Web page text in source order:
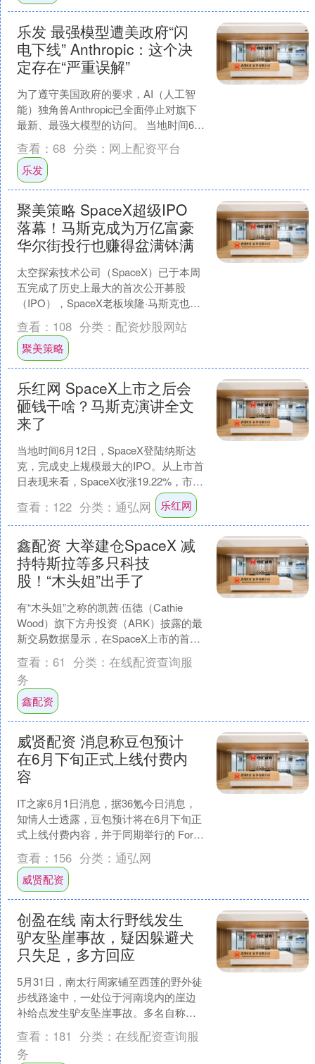
乐发 最强模型遭美政府“闪
电下线” Anthropic：这个决
定存在“严重误解”
为了遵守美国政府的要求，AI（人工智
能）独角兽Anthropic已全面停止对旗下
最新、最强大模型的访问。 当地时间6月
12日，Anthropic发布声明称，公司....
查看： 68 分类： 网上配资平台
乐发
聚美策略 SpaceX超级IPO
落幕！马斯克成为万亿富豪
华尔街投行也赚得盆满钵满
太空探索技术公司（SpaceX）已于本周
五完成了历史上最大的首次公开募股
（IPO），SpaceX老板埃隆·马斯克也进
一步巩固了其世界首富的地位，成为史
上第一位万....
查看： 108 分类： 配资炒股网站
聚美策略
乐红网 SpaceX上市之后会
砸钱干啥？马斯克演讲全文
来了
当地时间6月12日，SpaceX登陆纳斯达
克，完成史上规模最大的IPO。从上市首
日表现来看，SpaceX收涨19.22%，市值
逾2.1万亿美元，撑起了天价估值，....
查看： 122 分类： 通弘网 乐红网
鑫配资 大举建仓SpaceX 减
持特斯拉等多只科技
股！“木头姐”出手了
有“木头姐”之称的凯茜·伍德（Cathie
Wood）旗下方舟投资（ARK）披露的最
新交易数据显示，在SpaceX上市的首个
交易日，ARK旗下四只主动管理ETF....
查看： 61 分类： 在线配资查询服
务
鑫配资
威贤配资 消息称豆包预计
在6月下旬正式上线付费内
容
IT之家6月1日消息，据36氪今日消息，
知情人士透露，豆包预计将在6月下旬正
式上线付费内容，并于同期举行的 Force
大会上更新相关功能。 之所以选择这一
时间....
查看： 156 分类： 通弘网
威贤配资
创盈在线 南太行野线发生
驴友坠崖事故，疑因躲避犬
只失足，多方回应
5月31日，南太行周家铺至西莲的野外徒
步线路途中，一处位于河南境内的崖边
补给点发生驴友坠崖事故。多名自称当
日同在南太行徒步的驴友发帖称，导致
此人失足的，疑似是一....
查看： 181 分类： 在线配资查询服
务